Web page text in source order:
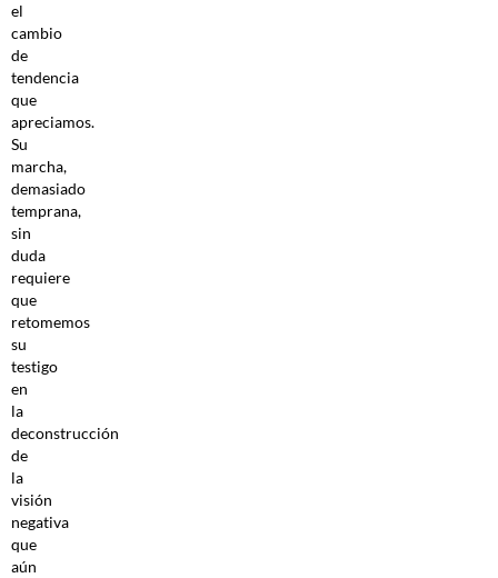
el
cambio
de
tendencia
que
apreciamos.
Su
marcha,
demasiado
temprana,
sin
duda
requiere
que
retomemos
su
testigo
en
la
deconstrucción
de
la
visión
negativa
que
aún